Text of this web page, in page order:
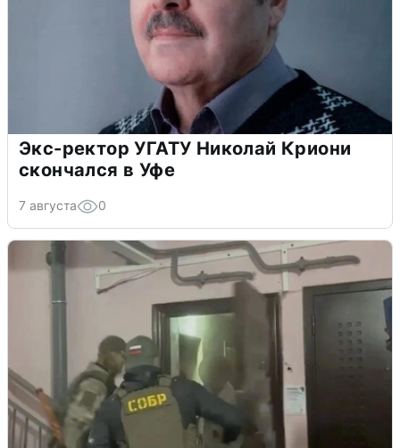
Экс-ректор УГАТУ Николай Криони
скончался в Уфе
7 августа 0